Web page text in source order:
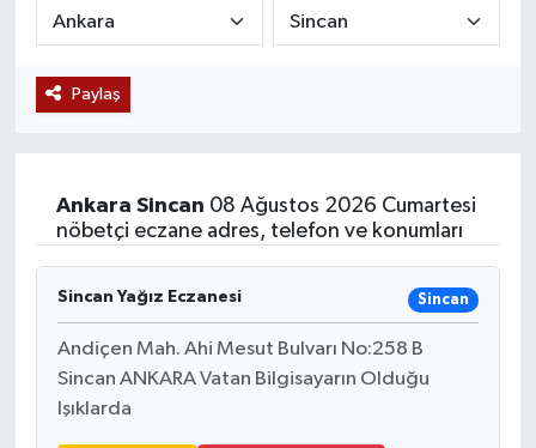
Paylaş
Ankara Sincan 08 Ağustos 2026 Cumartesi
nöbetçi eczane adres, telefon ve konumları
Sincan Yağız Eczanesi Sincan
Andiçen Mah. Ahi Mesut Bulvarı No:258 B
Sincan ANKARA Vatan Bilgisayarın Olduğu
Işıklarda
Siyaset
Teknoloji
Muş
Hasköy
Korkut
Bulanık